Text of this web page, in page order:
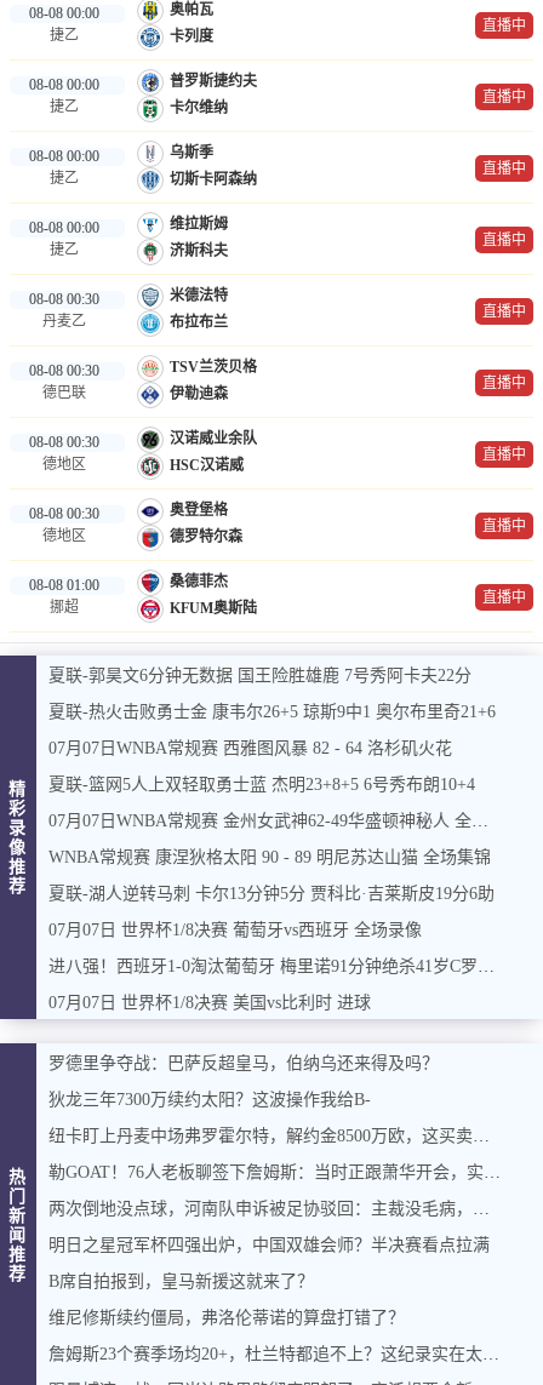
08-08 00:00
捷乙
奥帕瓦
卡列度
直播中
08-08 00:00
捷乙
普罗斯捷约夫
卡尔维纳
直播中
08-08 00:00
捷乙
乌斯季
切斯卡阿森纳
直播中
08-08 00:00
捷乙
维拉斯姆
济斯科夫
直播中
08-08 00:30
丹麦乙
米德法特
布拉布兰
直播中
08-08 00:30
德巴联
TSV兰茨贝格
伊勒迪森
直播中
08-08 00:30
德地区
汉诺威业余队
HSC汉诺威
直播中
08-08 00:30
德地区
奥登堡格
德罗特尔森
直播中
08-08 01:00
挪超
桑德菲杰
KFUM奥斯陆
直播中
精
彩
录
像
推
荐
夏联-郭昊文6分钟无数据 国王险胜雄鹿 7号秀阿卡夫22分
夏联-热火击败勇士金 康韦尔26+5 琼斯9中1 奥尔布里奇21+6
07月07日WNBA常规赛 西雅图风暴 82 - 64 洛杉矶火花
夏联-篮网5人上双轻取勇士蓝 杰明23+8+5 6号秀布朗10+4
07月07日WNBA常规赛 金州女武神62-49华盛顿神秘人 全场集锦
WNBA常规赛 康涅狄格太阳 90 - 89 明尼苏达山猫 全场集锦
夏联-湖人逆转马刺 卡尔13分钟5分 贾科比·吉莱斯皮19分6助
07月07日 世界杯1/8决赛 葡萄牙vs西班牙 全场录像
进八强！西班牙1-0淘汰葡萄牙 梅里诺91分钟绝杀41岁C罗最后一舞
07月07日 世界杯1/8决赛 美国vs比利时 进球
热
门
新
闻
推
荐
罗德里争夺战：巴萨反超皇马，伯纳乌还来得及吗？
狄龙三年7300万续约太阳？这波操作我给B-
纽卡盯上丹麦中场弗罗霍尔特，解约金8500万欧，这买卖能成吗？
勒GOAT！76人老板聊签下詹姆斯：当时正跟萧华开会，实在憋不住，直接打断走人
两次倒地没点球，河南队申诉被足协驳回：主裁没毛病，英博没占便宜
明日之星冠军杯四强出炉，中国双雄会师？半决赛看点拉满
B席自拍报到，皇马新援这就来了？
维尼修斯续约僵局，弗洛伦蒂诺的算盘打错了？
詹姆斯23个赛季场均20+，杜兰特都追不上？这纪录实在太硬了